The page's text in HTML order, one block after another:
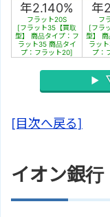
年2.140%
フラット20S
[フラット35【買取
型】 商品タイプ：フ
ラット35 商品タイ
プ：フラット20]
年
フ
[フラ
型】 商
ラッ
プ：
[目次へ戻る]
イオン銀